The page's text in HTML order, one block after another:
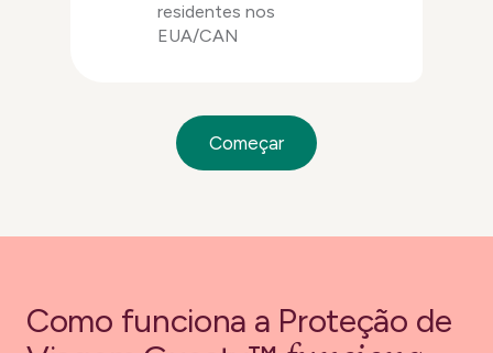
residentes nos
EUA/CAN
Começar
Como funciona a Proteção de